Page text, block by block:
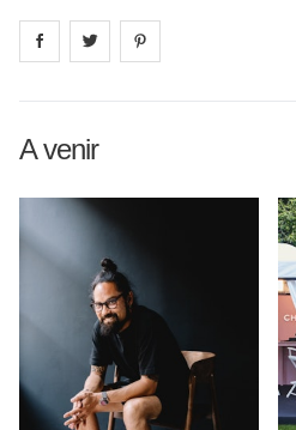
Share on facebook
Share on
A venir